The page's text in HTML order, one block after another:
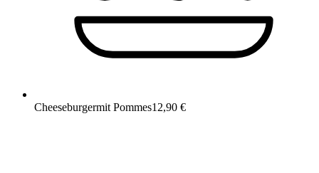
Cheeseburgermit Pommes12,90 €